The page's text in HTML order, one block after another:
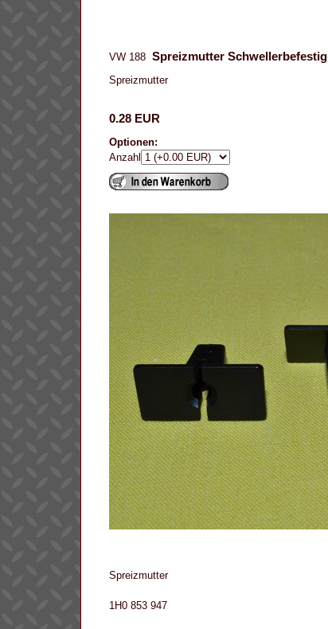
VW 188 Spreizmutter
Spreizmutter
0.28 EUR
Optionen:
Anzahl
Spreizmutter
1H0 853 947